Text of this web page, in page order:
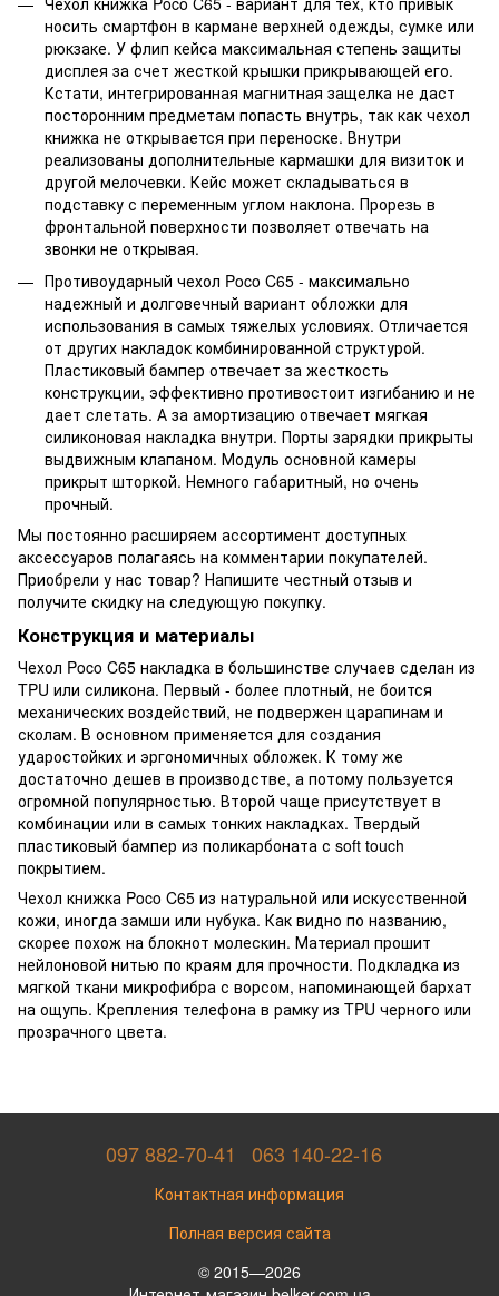
носить смартфон в кармане верхней одежды, сумке или
рюкзаке. У флип кейса максимальная степень защиты
дисплея за счет жесткой крышки прикрывающей его.
Кстати, интегрированная магнитная защелка не даст
посторонним предметам попасть внутрь, так как чехол
книжка не открывается при переноске. Внутри
реализованы дополнительные кармашки для визиток и
другой мелочевки. Кейс может складываться в
подставку с переменным углом наклона. Прорезь в
фронтальной поверхности позволяет отвечать на
звонки не открывая.
Противоударный чехол Poco C65 - максимально
надежный и долговечный вариант обложки для
использования в самых тяжелых условиях. Отличается
от других накладок комбинированной структурой.
Пластиковый бампер отвечает за жесткость
конструкции, эффективно противостоит изгибанию и не
дает слетать. А за амортизацию отвечает мягкая
силиконовая накладка внутри. Порты зарядки прикрыты
выдвижным клапаном. Модуль основной камеры
прикрыт шторкой. Немного габаритный, но очень
прочный.
Мы постоянно расширяем ассортимент доступных
аксессуаров полагаясь на комментарии покупателей.
Приобрели у нас товар? Напишите честный отзыв и
получите скидку на следующую покупку.
Конструкция и материалы
Чехол Poco C65 накладка в большинстве случаев сделан из
TPU или силикона. Первый - более плотный, не боится
механических воздействий, не подвержен царапинам и
сколам. В основном применяется для создания
ударостойких и эргономичных обложек. К тому же
достаточно дешев в производстве, а потому пользуется
огромной популярностью. Второй чаще присутствует в
комбинации или в самых тонких накладках. Твердый
пластиковый бампер из поликарбоната с soft touch
покрытием.
Чехол книжка Poco C65 из натуральной или искусственной
кожи, иногда замши или нубука. Как видно по названию,
скорее похож на блокнот молескин. Материал прошит
нейлоновой нитью по краям для прочности. Подкладка из
мягкой ткани микрофибра с ворсом, напоминающей бархат
на ощупь. Крепления телефона в рамку из TPU черного или
прозрачного цвета.
097 882-70-41 063 140-22-16
Контактная информация
Полная версия сайта
© 2015—2026